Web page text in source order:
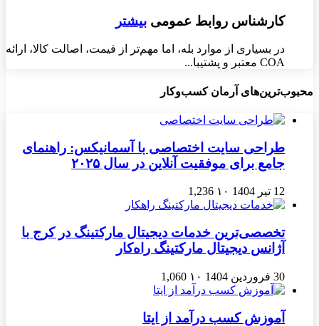
کارشناس روابط عمومی بیشتر
در بسیاری از موارد بله، اما مهم‌تر از قیمت، اصالت کالا، ارائه
COA معتبر و پشتیبا...
محبوب‌ترین‌های آرمان کسب‌وکار
طراحی سایت اختصاصی با آسمانیکس: راهنمای
جامع برای موفقیت آنلاین در سال ۲۰۲۵
12 تیر 1404 ۱۰ 1,236
تخصصی‌ترین خدمات دیجیتال مارکتینگ در کرج با
آژانس دیجیتال مارکتینگ راه‌کار
30 فروردین 1404 ۱۰ 1,060
آموزش کسب درآمد از ایتا